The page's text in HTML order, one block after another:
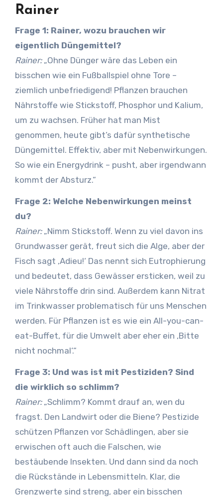
Rainer
Frage 1: Rainer, wozu brauchen wir
eigentlich Düngemittel?
Rainer:„Ohne Dünger wäre das Leben ein
bisschen wie ein Fußballspiel ohne Tore –
ziemlich unbefriedigend! Pflanzen brauchen
Nährstoffe wie Stickstoff, Phosphor und Kalium,
um zu wachsen. Früher hat man Mist
genommen, heute gibt’s dafür synthetische
Düngemittel. Effektiv, aber mit Nebenwirkungen.
So wie ein Energydrink – pusht, aber irgendwann
kommt der Absturz.“
Frage 2: Welche Nebenwirkungen meinst
du?
Rainer:„Nimm Stickstoff. Wenn zu viel davon ins
Grundwasser gerät, freut sich die Alge, aber der
Fisch sagt ‚Adieu!‘ Das nennt sich Eutrophierung
und bedeutet, dass Gewässer ersticken, weil zu
viele Nährstoffe drin sind. Außerdem kann Nitrat
im Trinkwasser problematisch für uns Menschen
werden. Für Pflanzen ist es wie ein All-you-can-
eat-Buffet, für die Umwelt aber eher ein ‚Bitte
nicht nochmal‘.“
Frage 3: Und was ist mit Pestiziden? Sind
die wirklich so schlimm?
Rainer:„Schlimm? Kommt drauf an, wen du
fragst. Den Landwirt oder die Biene? Pestizide
schützen Pflanzen vor Schädlingen, aber sie
erwischen oft auch die Falschen, wie
bestäubende Insekten. Und dann sind da noch
die Rückstände in Lebensmitteln. Klar, die
Grenzwerte sind streng, aber ein bisschen